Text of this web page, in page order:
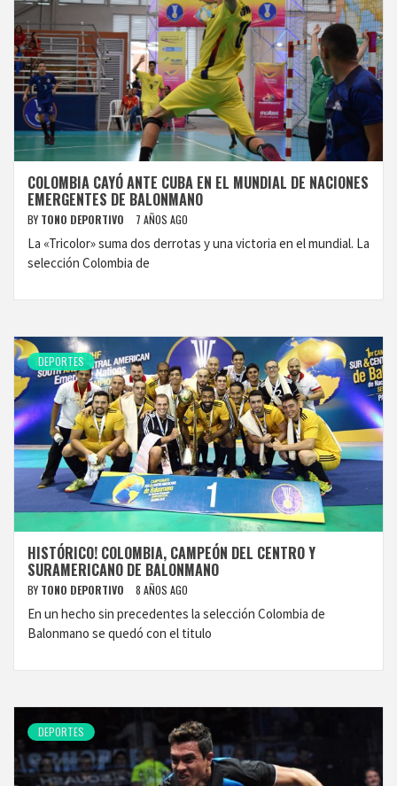
COLOMBIA CAYÓ ANTE CUBA EN EL MUNDIAL DE NACIONES
EMERGENTES DE BALONMANO
BY TONO DEPORTIVO 7 AÑOS AGO
La «Tricolor» suma dos derrotas y una victoria en el mundial. La
selección Colombia de
DEPORTES
HISTÓRICO! COLOMBIA, CAMPEÓN DEL CENTRO Y
SURAMERICANO DE BALONMANO
BY TONO DEPORTIVO 8 AÑOS AGO
En un hecho sin precedentes la selección Colombia de
Balonmano se quedó con el titulo
DEPORTES